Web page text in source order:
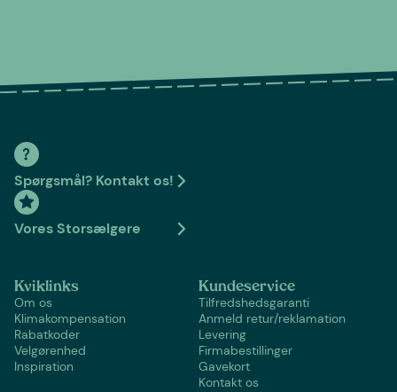
Spørgsmål? Kontakt os!
Vores Storsælgere
Kviklinks
Om os
Klimakompensation
Rabatkoder
Velgørenhed
Inspiration
Kundeservice
Tilfredshedsgaranti
Anmeld retur/reklamation
Levering
Firmabestillinger
Gavekort
Kontakt os